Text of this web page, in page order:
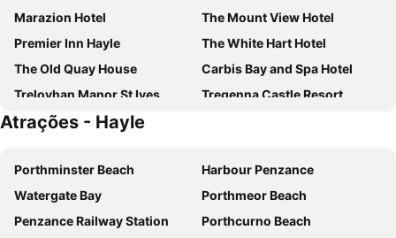
Marazion Hotel
The Mount View Hotel
Premier Inn Hayle
The White Hart Hotel
The Old Quay House
Carbis Bay and Spa Hotel
Treloyhan Manor St Ives
Tregenna Castle Resort
Hotel Chy an Albany
Dunedin Guest House
The Pirate Inn
Atrações - Hayle
Porthminster Beach
Harbour Penzance
Watergate Bay
Porthmeor Beach
Penzance Railway Station
Porthcurno Beach